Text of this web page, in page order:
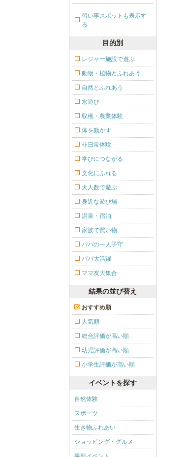
習い事スポットも表示す
る
目的別
レジャー施設で遊ぶ
動物・植物とふれあう
自然とふれあう
水遊び
収穫・農業体験
体を動かす
非日常体験
学びにつながる
文化にふれる
大人数で遊ぶ
身近な遊び場
温泉・宿泊
家族で買い物
パパの一人子守
パパ大活躍
ママ友大集合
結果の並び替え
おすすめ順
人気順
総合評価が高い順
幼児評価が高い順
小学生評価が高い順
イベントを探す
自然体験
スポーツ
生き物ふれあい
ショッピング・グルメ